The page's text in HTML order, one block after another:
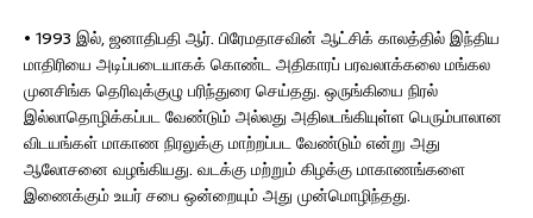
• 1993 இல், ஜனாதிபதி ஆர். பிரேமதாசவின் ஆட்சிக் காலத்தில் இந்திய
மாதிரியை அடிப்படையாகக் கொண்ட அதிகாரப் பரவலாக்கலை மங்கல
முனசிங்க தெரிவுக்குழு பரிந்துரை செய்தது. ஒருங்கியை நிரல்
இல்லாதொழிக்கப்பட வேண்டும் அல்லது அதிலடங்கியுள்ள பெரும்பாலான
விடயங்கள் மாகாண நிரலுக்கு மாற்றப்பட வேண்டும் என்று அது
ஆலோசனை வழங்கியது. வடக்கு மற்றும் கிழக்கு மாகாணங்களை
இணைக்கும் உயர் சபை ஒன்றையும் அது முன்மொழிந்தது.